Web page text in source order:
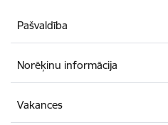
Pašvaldība
Norēķinu informācija
Vakances